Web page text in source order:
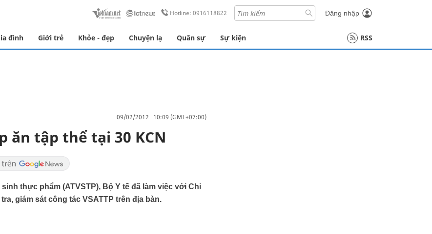
Hotline: 0916118822 Đăng nhập
đình Giới trẻ Khỏe - đẹp Chuyện lạ Quân sự Sự kiện RSS
09/02/2012 10:09 (GMT+07:00)
ăn tập thể tại 30 KCN
thực phẩm (ATVSTP), Bộ Y tế đã làm việc với Chi
giám sát công tác VSATTP trên địa bàn.